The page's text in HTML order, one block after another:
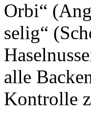
Orbi“
selig“
alle
Kontrolle